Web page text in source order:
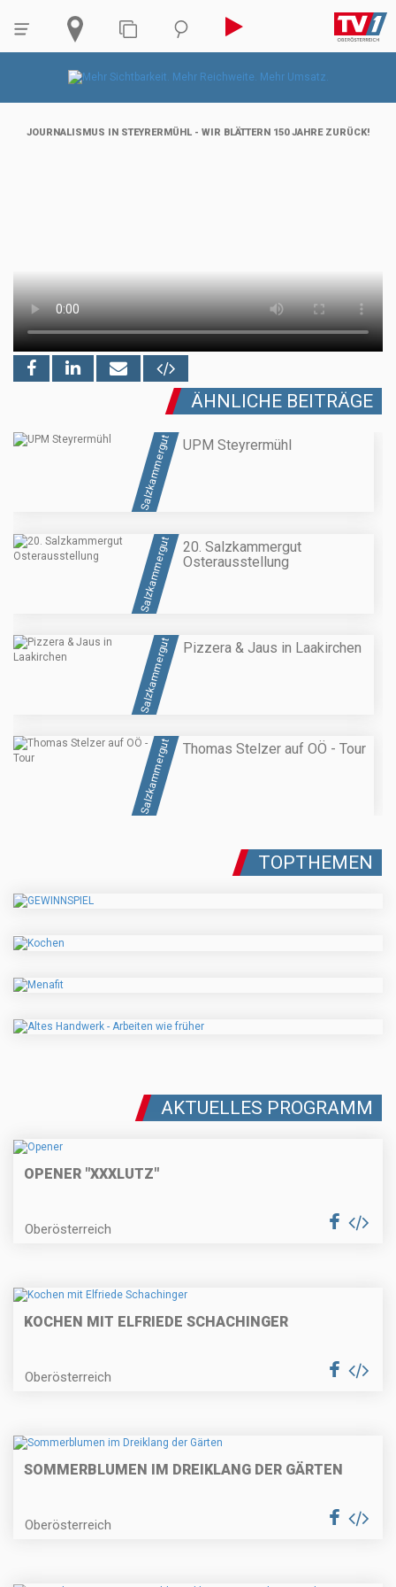
JOURNALISMUS IN STEYRERMÜHL - WIR BLÄTTERN 150 JAHRE ZURÜCK!
ÄHNLICHE BEITRÄGE
Salzkammergut UPM Steyrermühl
Salzkammergut
20. Salzkammergut
Osterausstellung
Salzkammergut Pizzera & Jaus in Laakirchen
Salzkammergut Thomas Stelzer auf OÖ - Tour
TOPTHEMEN
AKTUELLES PROGRAMM
OPENER "XXXLUTZ"
Oberösterreich
KOCHEN MIT ELFRIEDE SCHACHINGER
Oberösterreich
SOMMERBLUMEN IM DREIKLANG DER GÄRTEN
Oberösterreich